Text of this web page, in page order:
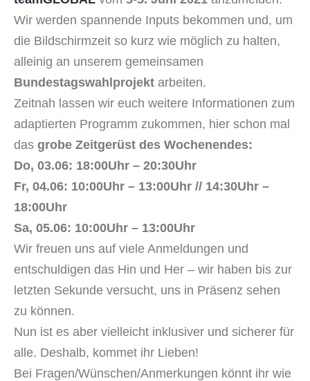
Wir werden spannende Inputs bekommen und, um
die Bildschirmzeit so kurz wie möglich zu halten,
alleinig an unserem gemeinsamen
Bundestagswahlprojekt arbeiten.
Zeitnah lassen wir euch weitere Informationen zum
adaptierten Programm zukommen, hier schon mal
das grobe Zeitgerüst des Wochenendes:
Do, 03.06: 18:00Uhr – 20:30Uhr
Fr, 04.06: 10:00Uhr – 13:00Uhr // 14:30Uhr –
18:00Uhr
Sa, 05.06: 10:00Uhr – 13:00Uhr
Wir freuen uns auf viele Anmeldungen und
entschuldigen das Hin und Her – wir haben bis zur
letzten Sekunde versucht, uns in Präsenz sehen
zu können.
Nun ist es aber vielleicht inklusiver und sicherer für
alle. Deshalb, kommet ihr Lieben!
Bei Fragen/Wünschen/Anmerkungen könnt ihr wie